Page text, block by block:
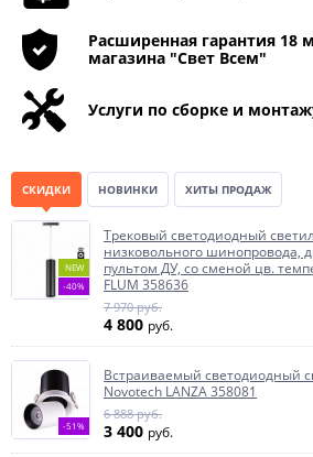
Расширенная гарантия 18
магазина "Свет Всем"
Услуги по сборке и
СКИДКИ НОВИНКИ ХИТЫ ПРОДАЖ
NEW
-40%
Трековый светодиодный
низковольного шинопровода,
пультом ДУ, со сменой цв.
FLUM 358636
7 970 руб.
4 800 руб.
-51%
Встраиваемый светодиодный
Novotech LANZA 358081
6 888 руб.
3 400 руб.